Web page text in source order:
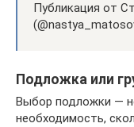
Публикация от
Подложка или
Выбор подложки —
необходимость,